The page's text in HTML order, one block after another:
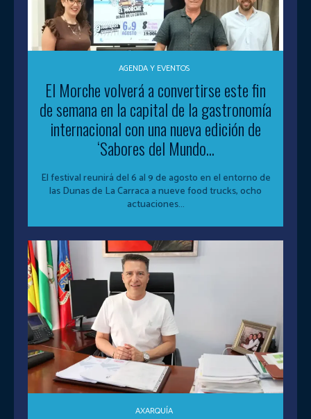
AGENDA Y EVENTOS
El Morche volverá a convertirse este fin
de semana en la capital de la gastronomía
internacional con una nueva edición de
‘Sabores del Mundo...
El festival reunirá del 6 al 9 de agosto en el entorno de
las Dunas de La Carraca a nueve food trucks, ocho
actuaciones...
AXARQUÍA